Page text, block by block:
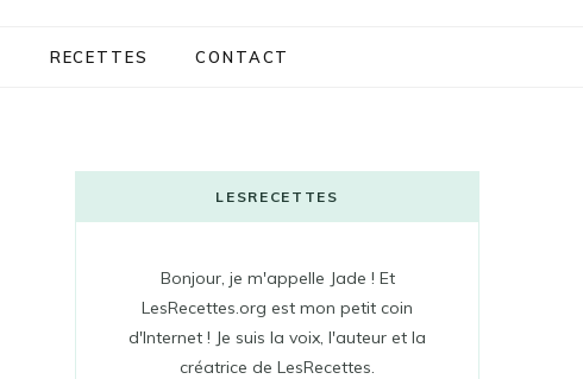
RECETTES CONTACT
LESRECETTES
Bonjour, je m'appelle Jade ! Et
LesRecettes.org est mon petit coin
d'Internet ! Je suis la voix, l'auteur et la
créatrice de LesRecettes.